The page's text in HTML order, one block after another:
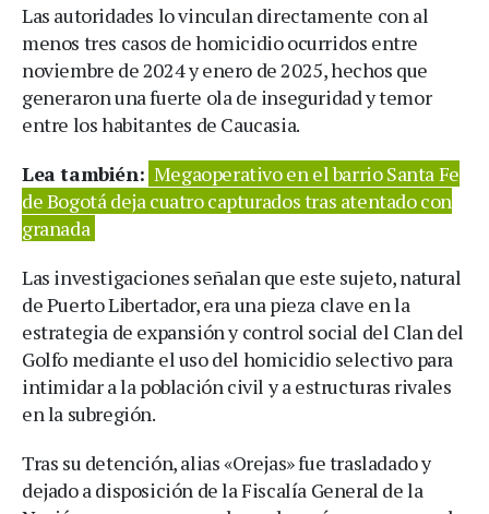
Las autoridades lo vinculan directamente con al
menos tres casos de homicidio ocurridos entre
noviembre de 2024 y enero de 2025, hechos que
generaron una fuerte ola de inseguridad y temor
entre los habitantes de Caucasia.
Lea también: Megaoperativo en el barrio Santa Fe
de Bogotá deja cuatro capturados tras atentado con
granada
Las investigaciones señalan que este sujeto, natural
de Puerto Libertador, era una pieza clave en la
estrategia de expansión y control social del Clan del
Golfo mediante el uso del homicidio selectivo para
intimidar a la población civil y a estructuras rivales
en la subregión.
Tras su detención, alias «Orejas» fue trasladado y
dejado a disposición de la Fiscalía General de la